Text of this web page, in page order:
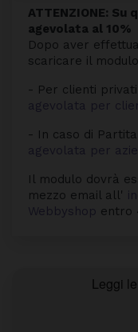
ATTENZIONE:
agevolata al 10%
Dopo aver
scaricare il
- Per clienti
agevolata per
- In caso di
agevolata per
Il modulo dovrà
mezzo email all'
Webbyshop entro